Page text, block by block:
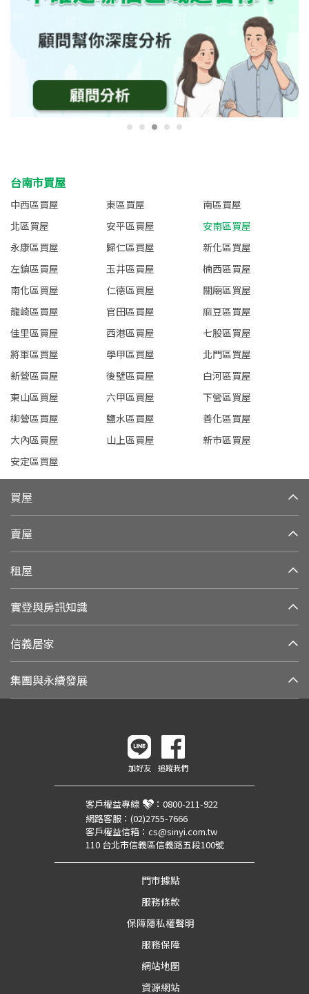
台南市買屋
中西區買屋 東區買屋
南區買屋
北區買屋
安平區買屋
安南區買屋
永康區買屋
歸仁區買屋
新化區買屋
左鎮區買屋
玉井區買屋
楠西區買屋
南化區買屋
仁德區買屋
關廟區買屋
龍崎區買屋
官田區買屋
麻豆區買屋
佳里區買屋
西港區買屋
七股區買屋
將軍區買屋
學甲區買屋
北門區買屋
新營區買屋
後壁區買屋
白河區買屋
東山區買屋
六甲區買屋
下營區買屋
柳營區買屋
鹽水區買屋
善化區買屋
大內區買屋
山上區買屋
新市區買屋
安定區買屋
買屋
賣屋
租屋
實登與房訊知識
信義居家
集團與永續發展
加好友 追蹤我們
客戶權益專線 ： 0800-211-922
網路客服： (02)2755-7666
客戶權益信箱： cs@sinyi.com.tw
110 台北市信義區信義路五段100號
門市據點
服務條款
保障隱私權聲明
服務保障
網站地圖
資源網站